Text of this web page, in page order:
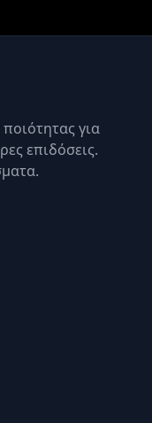
για
επιδόσεις.